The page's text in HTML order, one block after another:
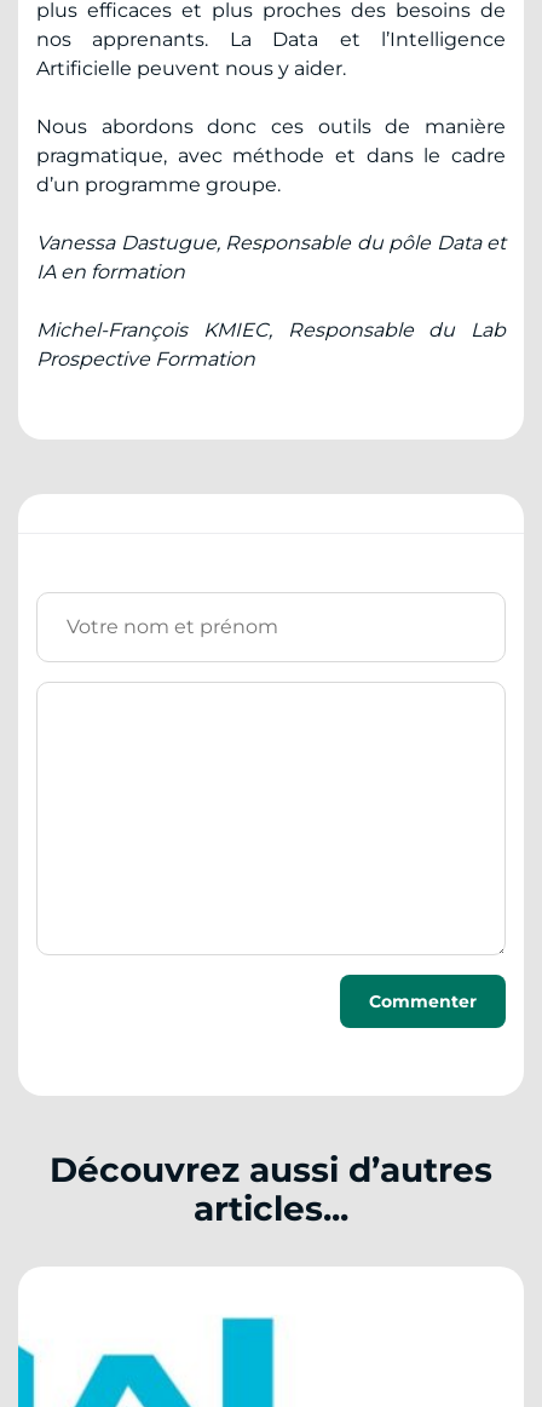
plus efficaces et plus proches des besoins de
nos apprenants. La Data et l’Intelligence
Artificielle peuvent nous y aider.
Nous abordons donc ces outils de manière
pragmatique, avec méthode et dans le cadre
d’un programme groupe.
Vanessa Dastugue, Responsable du pôle Data et
IA en formation
Michel-François KMIEC, Responsable du Lab
Prospective Formation
Découvrez aussi d’autres
articles...